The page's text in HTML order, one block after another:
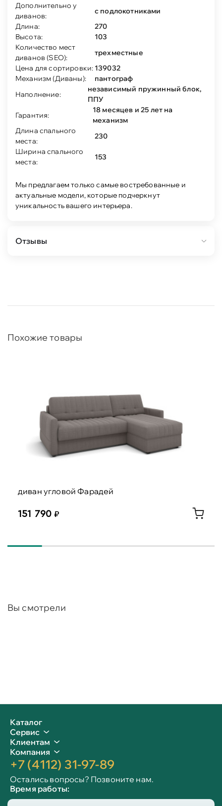
Дополнительно у
диванов:
с подлокотниками
Длина:
270
Высота:
103
Количество мест
диванов (SEO):
трехместные
Цена для сортировки: 139032
Механизм (Диваны):
пантограф
Наполнение:
независимый пружинный блок,
ППУ
Гарантия:
18 месяцев и 25 лет на
механизм
Длина спального
места:
230
Ширина спального
места:
153
Мы предлагаем только самые востребованные и
актуальные модели, которые подчеркнут
уникальность вашего интерьера.
Отзывы
Похожие товары
диван угловой Фарадей
151 790
Вы смотрели
Каталог
Сервис
Клиентам
Компания
+7 (4112) 31-97-89
Остались вопросы? Позвоните нам.
Время работы: